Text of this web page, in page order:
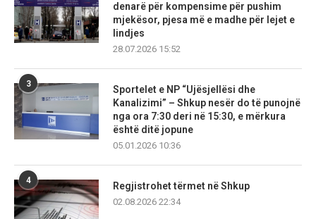
denarë për kompensime për pushim
mjekësor, pjesa më e madhe për lejet e
lindjes
28.07.2026 15:52
3
Sportelet e NP “Ujësjellësi dhe
Kanalizimi” – Shkup nesër do të punojnë
nga ora 7:30 deri në 15:30, e mërkura
është ditë jopune
05.01.2026 10:36
4
Regjistrohet tërmet në Shkup
02.08.2026 22:34